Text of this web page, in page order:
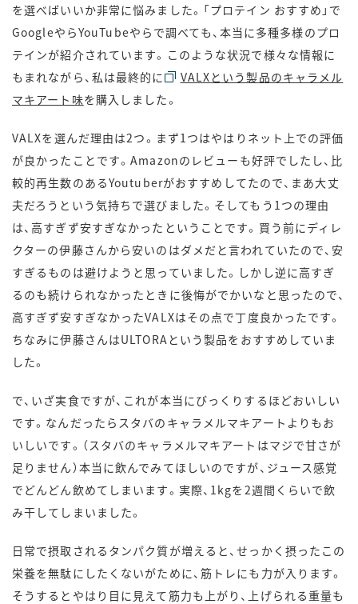
を選べばいいか非常に悩みました。「プロテイン おすすめ」で
GoogleやらYouTubeやらで調べても、本当に多種多様のプロ
テインが紹介されています。このような状況で様々な情報に
もまれながら、私は最終的に
VALXという製品のキャラメル
マキアート味を購入しました。
VALXを選んだ理由は2つ。まず1つはやはりネット上での評価
が良かったことです。Amazonのレビューも好評でしたし、比
較的再生数のあるYoutuberがおすすめしてたので、まあ大丈
夫だろうという気持ちで選びました。そしてもう1つの理由
は、高すぎず安すぎなかったということです。買う前にディレ
クターの伊藤さんから安いのはダメだと言われていたので、安
すぎるものは避けようと思っていました。しかし逆に高すぎ
るのも続けられなかったときに後悔がでかいなと思ったので、
高すぎず安すぎなかったVALXはその点で丁度良かったです。
ちなみに伊藤さんはULTORAという製品をおすすめしていま
した。
で、いざ実食ですが、これが本当にびっくりするほどおいしい
です。なんだったらスタバのキャラメルマキアートよりもお
いしいです。（スタバのキャラメルマキアートはマジで甘さが
足りません）本当に飲んでみてほしいのですが、ジュース感覚
でどんどん飲めてしまいます。実際、1kgを2週間くらいで飲
み干してしまいました。
日常で摂取されるタンパク質が増えると、せっかく摂ったこの
栄養を無駄にしたくないがために、筋トレにも力が入ります。
そうするとやはり目に見えて筋力も上がり、上げられる重量も